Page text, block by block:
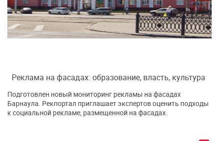
Реклама на фасадах: образование, власть, культура
Подготовлен новый мониторинг рекламы на фасадах
Барнаула. Рекпортал приглашает экспертов оценить подходы
к социальной рекламе, размещенной на фасадах.